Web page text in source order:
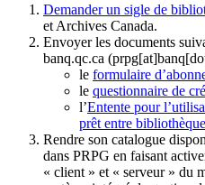
Demander un sigle de
et Archives Canada.
Envoyer les documents
banq.qc.ca
le formulaire
le questionnaire de
l’Entente pour
prêt entre
Rendre son catalogue
dans PRPG en faisant
« client » et « serveur » du